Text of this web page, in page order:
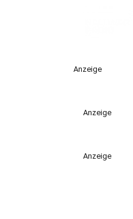
Anzeige
Anzeige
Anzeige